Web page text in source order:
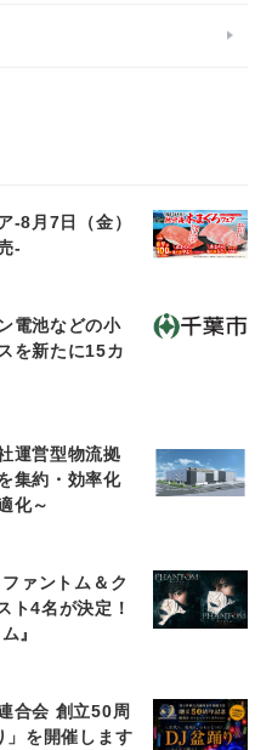
-8月7日（金）
-
電池などの小
を新たに15カ
運営型物流拠
集約・効率化
化～
ァントム＆ク
ト4名が決定！
』
合会 創立50周
」を開催します